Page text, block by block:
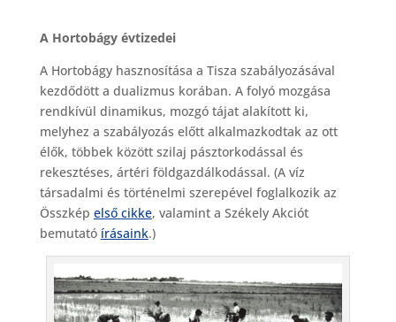
A Hortobágy évtizedei
A Hortobágy hasznosítása a Tisza szabályozásával
kezdődött a dualizmus korában. A folyó mozgása
rendkívül dinamikus, mozgó tájat alakított ki,
melyhez a szabályozás előtt alkalmazkodtak az ott
élők, többek között szilaj pásztorkodással és
rekesztéses, ártéri földgazdálkodással. (A víz
társadalmi és történelmi szerepével foglalkozik az
Összkép első cikke, valamint a Székely Akciót
bemutató írásaink.)